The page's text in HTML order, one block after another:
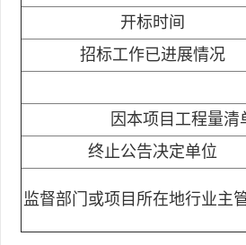
开标时间
招标工作已进展情况
因本项目工程量
终止公告决定单位
监督部门或项目所在地行业主管